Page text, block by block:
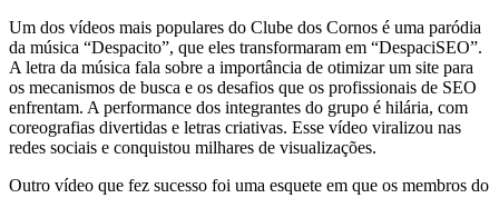
Um dos vídeos mais populares do Clube dos Cornos é uma paródia
da música “Despacito”, que eles transformaram em “DespaciSEO”.
A letra da música fala sobre a importância de otimizar um site para
os mecanismos de busca e os desafios que os profissionais de SEO
enfrentam. A performance dos integrantes do grupo é hilária, com
coreografias divertidas e letras criativas. Esse vídeo viralizou nas
redes sociais e conquistou milhares de visualizações.
Outro vídeo que fez sucesso foi uma esquete em que os membros do